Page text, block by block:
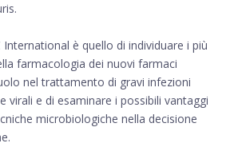
è quello di individuare i più
farmacologia dei nuovi farmaci
nel trattamento di gravi infezioni
virali e di esaminare i possibili vantaggi
microbiologiche nella decisione